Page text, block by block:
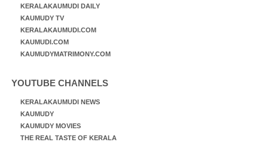
KERALAKAUMUDI DAILY
KAUMUDY TV
KERALAKAUMUDI.COM
KAUMUDI.COM
KAUMUDYMATRIMONY.COM
YOUTUBE CHANNELS
KERALAKAUMUDI NEWS
KAUMUDY
KAUMUDY MOVIES
THE REAL TASTE OF KERALA